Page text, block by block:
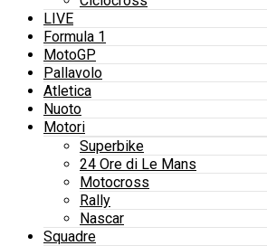
LIVE
Formula 1
MotoGP
Pallavolo
Atletica
Nuoto
Motori
Superbike
24 Ore di Le Mans
Motocross
Rally
Nascar
Squadre